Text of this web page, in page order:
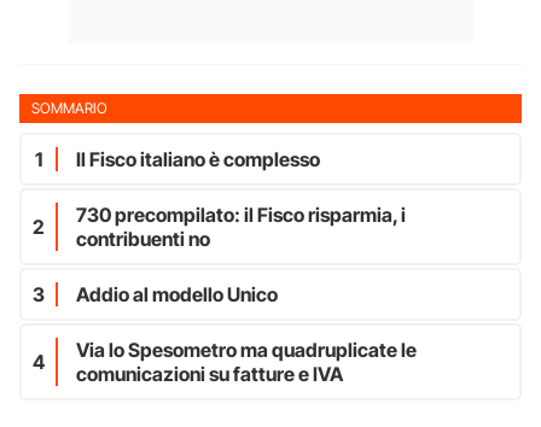
SOMMARIO
1 Il Fisco italiano è complesso
2
730 precompilato: il Fisco risparmia, i
contribuenti no
3 Addio al modello Unico
4
Via lo Spesometro ma quadruplicate le
comunicazioni su fatture e IVA